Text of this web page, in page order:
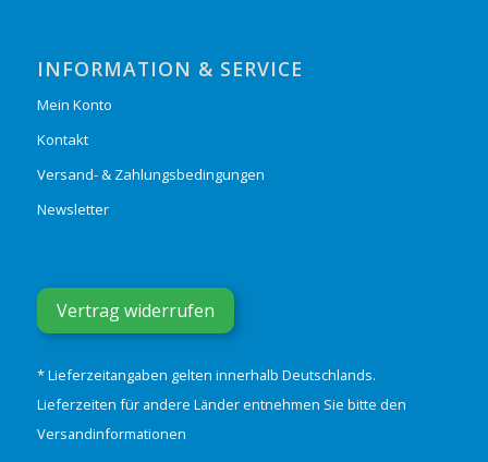
INFORMATION & SERVICE
Mein Konto
Kontakt
Versand- & Zahlungsbedingungen
Newsletter
Vertrag widerrufen
* Lieferzeitangaben gelten innerhalb Deutschlands.
Lieferzeiten für andere Länder entnehmen Sie bitte den
Versandinformationen